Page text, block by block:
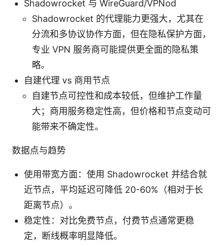
Shadowrocket 与 WireGuard/VPNod
Shadowrocket 的代理能力更强大，尤其在
分流和多协议协作方面，但在隐私保护方面，
专业 VPN 服务商可能提供更全面的隐私策
略。
自建代理 vs 商用节点
自建节点可控性和成本较低，但维护工作量
大；商用服务稳定性高，但价格和节点变动可
能带来不确定性。
数据点与趋势
使用带宽方面：使用 Shadowrocket 并结合就
近节点，平均延迟可降低 20-60%（相对于长
距离节点）。
稳定性：对比免费节点，付费节点通常更稳
定，断线概率明显降低。